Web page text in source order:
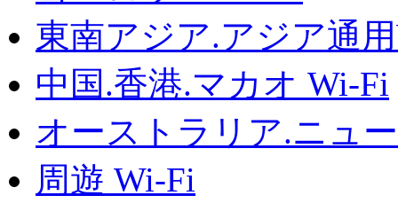
東南アジア.アジア通
中国.香港.マカオ Wi-Fi
オーストラリア.ニュ
周遊 Wi-Fi